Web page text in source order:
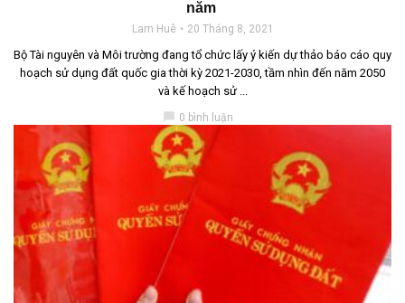
năm
Lam Huê 20 Tháng 8, 2021
Bộ Tài nguyên và Môi trường đang tổ chức lấy ý kiến dự thảo báo cáo quy
hoạch sử dụng đất quốc gia thời kỳ 2021-2030, tầm nhìn đến năm 2050
và kế hoạch sử ...
0 bình luận